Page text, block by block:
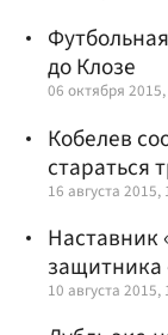
до Клозе
06 октября
Кобелев
стараться
16 августа 2015,
Наставник
защитника
10 августа 2015,